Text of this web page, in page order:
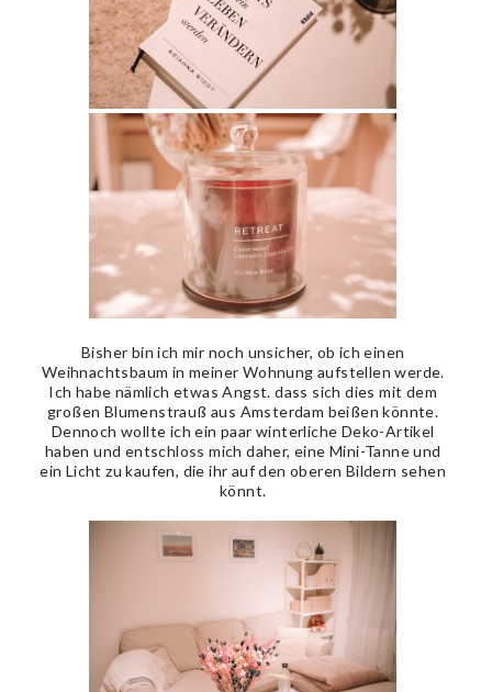
Bisher bin ich mir noch unsicher, ob ich einen
Weihnachtsbaum in meiner Wohnung aufstellen werde.
Ich habe nämlich etwas Angst. dass sich dies mit dem
großen Blumenstrauß aus Amsterdam beißen könnte.
Dennoch wollte ich ein paar winterliche Deko-Artikel
haben und entschloss mich daher, eine Mini-Tanne und
ein Licht zu kaufen, die ihr auf den oberen Bildern sehen
könnt.